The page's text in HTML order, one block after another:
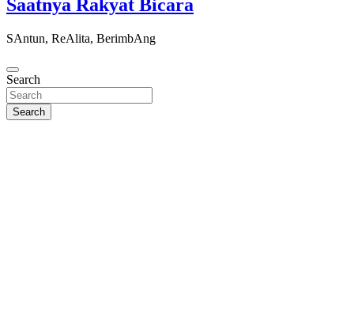
Saatnya Rakyat Bicara
SAntun, ReAlita, BerimbAng
Search
Search